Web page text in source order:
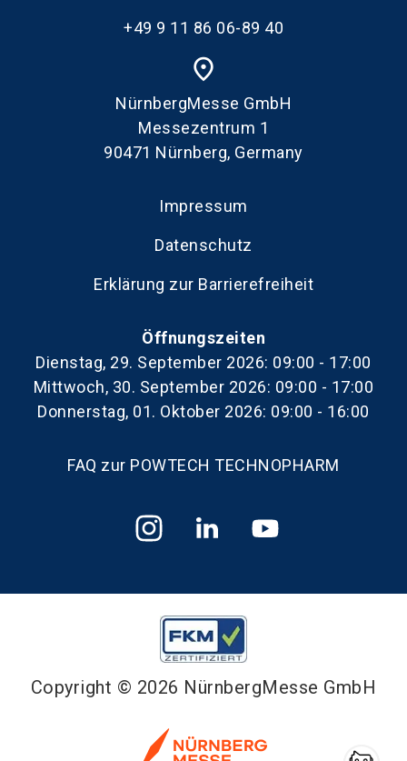
+49 9 11 86 06-89 40
place
NürnbergMesse GmbH
Messezentrum 1
90471 Nürnberg, Germany
Impressum
Datenschutz
Erklärung zur Barrierefreiheit
Öffnungszeiten
Dienstag, 29. September 2026: 09:00 - 17:00
Mittwoch, 30. September 2026: 09:00 - 17:00
Donnerstag, 01. Oktober 2026: 09:00 - 16:00
FAQ zur POWTECH TECHNOPHARM
Copyright © 2026 NürnbergMesse GmbH